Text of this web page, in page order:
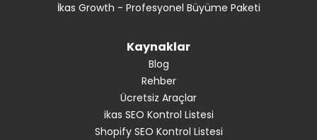
İkas Growth - Profesyonel Büyüme Paketi
Kaynaklar
Blog
Rehber
Ücretsiz Araçlar
ikas SEO Kontrol Listesi
Shopify SEO Kontrol Listesi